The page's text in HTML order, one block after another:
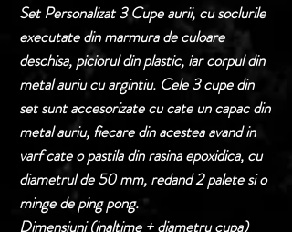
Set Personalizat 3 Cupe aurii, cu soclurile
executate din marmura de culoare
deschisa, piciorul din plastic, iar corpul din
metal auriu cu argintiu. Cele 3 cupe din
set sunt accesorizate cu cate un capac din
metal auriu, fiecare din acestea avand in
varf cate o pastila din rasina epoxidica, cu
diametrul de 50 mm, redand 2 palete si o
minge de ping pong.
Dimensiuni (inaltime + diametru cupa)